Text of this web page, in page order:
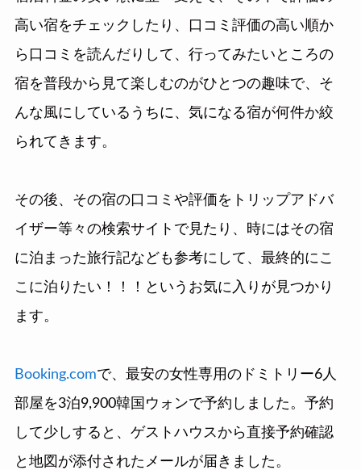
高い宿をチェックしたり、口コミ評価の高い順か
ら口コミを読んだりして、行ってみたいところの
宿を普段から見て楽しむのがひとつの趣味で、そ
んな風にしているうちに、気になる宿が何件か絞
られてきます。
その後、その宿の口コミや評価をトリップアドバ
イザー等々の検索サイトで見たり、時にはその宿
に泊まった旅行記なども参考にして、最終的にこ
こに泊りたい！！！というお気に入りが見つかり
ます。
Booking.comで、最安の女性専用のドミトリー6人
部屋を3泊9,900韓国ウォンで予約しました。予約
して少しすると、ゲストハウスから直接予約確認
と地図が添付されたメールが届きました。